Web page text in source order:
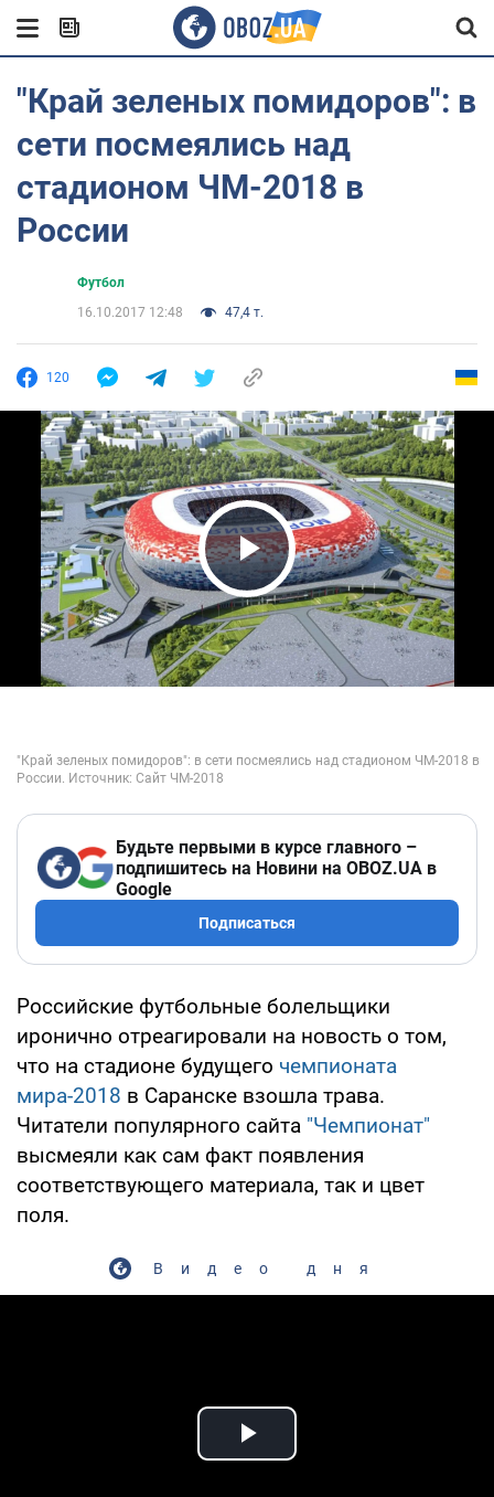
"Край зеленых помидоров": в
сети посмеялись над
стадионом ЧМ-2018 в
России
Футбол
16.10.2017 12:48
47,4 т.
120
Play Video
Будьте первыми в курсе главного –
подпишитесь на Новини на OBOZ.UA в
Google
Подписаться
Российские футбольные болельщики
иронично отреагировали на новость о том,
что на стадионе будущего чемпионата
мира-2018 в Саранске взошла трава.
Читатели популярного сайта "Чемпионат"
высмеяли как сам факт появления
соответствующего материала, так и цвет
поля.
Видео дня
Play Video